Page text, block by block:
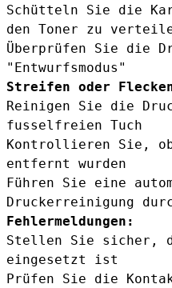
Schütteln Sie die
den Toner zu
Überprüfen Sie die
"Entwurfsmodus"
Streifen oder
Reinigen Sie die
fusselfreien Tuch
Kontrollieren Sie,
entfernt wurden
Führen Sie eine
Druckerreinigung
Fehlermeldungen:
Stellen Sie sicher,
eingesetzt ist
Prüfen Sie die